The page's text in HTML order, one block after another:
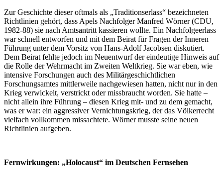
Zur Geschichte dieser oftmals als „Traditionserlass“ bezeichneten
Richtlinien gehört, dass Apels Nachfolger Manfred Wörner (CDU,
1982-88) sie nach Amtsantritt kassieren wollte. Ein Nachfolgeerlass
war schnell entworfen und mit dem Beirat für Fragen der Inneren
Führung unter dem Vorsitz von Hans-Adolf Jacobsen diskutiert.
Dem Beirat fehlte jedoch im Neuentwurf der eindeutige Hinweis auf
die Rolle der Wehrmacht im Zweiten Weltkrieg. Sie war eben, wie
intensive Forschungen auch des Militärgeschichtlichen
Forschungsamtes mittlerweile nachgewiesen hatten, nicht nur in den
Krieg verwickelt, verstrickt oder missbraucht worden. Sie hatte –
nicht allein ihre Führung – diesen Krieg mit- und zu dem gemacht,
was er war: ein aggressiver Vernichtungskrieg, der das Völkerrecht
vielfach vollkommen missachtete. Wörner musste seine neuen
Richtlinien aufgeben.
Fernwirkungen: „Holocaust“ im Deutschen Fernsehen